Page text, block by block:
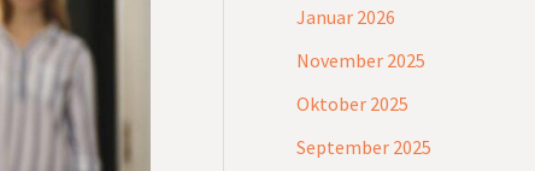
Januar 2026
November 2025
Oktober 2025
September 2025